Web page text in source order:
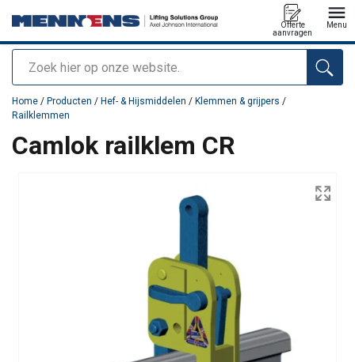
Zoeken
Offerte
aanvragen
Menu
toegevoegd aan uw offerte
Home / Producten / Hef- & Hijsmiddelen / Klemmen & grijpers /
Railklemmen
Camlok railklem CR